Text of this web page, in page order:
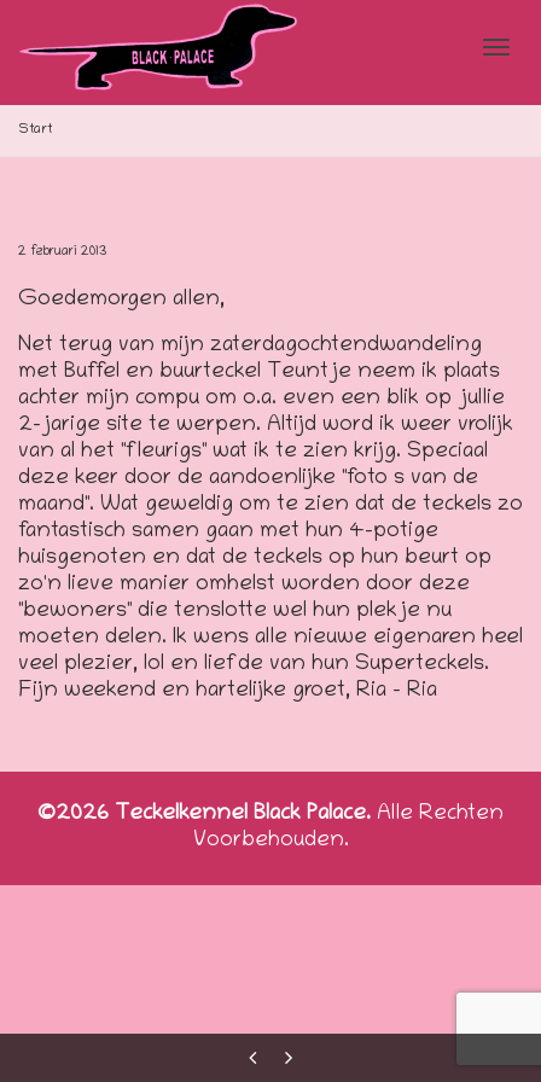
Start
2 februari 2013
Goedemorgen allen,
Net terug van mijn zaterdagochtendwandeling
met Buffel en buurteckel Teuntje neem ik plaats
achter mijn compu om o.a. even een blik op jullie
2-jarige site te werpen. Altijd word ik weer vrolijk
van al het "fleurigs" wat ik te zien krijg. Speciaal
deze keer door de aandoenlijke "foto s van de
maand". Wat geweldig om te zien dat de teckels zo
fantastisch samen gaan met hun 4-potige
huisgenoten en dat de teckels op hun beurt op
zo'n lieve manier omhelst worden door deze
"bewoners" die tenslotte wel hun plekje nu
moeten delen. Ik wens alle nieuwe eigenaren heel
veel plezier, lol en liefde van hun Superteckels.
Fijn weekend en hartelijke groet, Ria – Ria
©2026 Teckelkennel Black Palace. Alle Rechten
Voorbehouden.